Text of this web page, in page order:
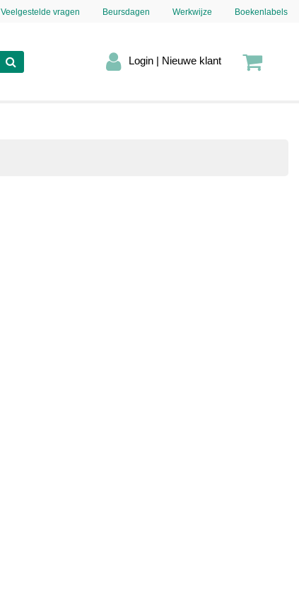
Veelgestelde vragen Beursdagen Werkwijze Boekenlabels
Login | Nieuwe klant